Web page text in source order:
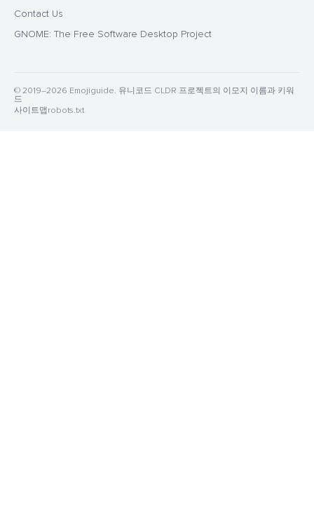
Contact Us
GNOME: The Free Software Desktop Project
© 2019–2026 Emojiguide. 유니코드 CLDR 프로젝트의 이모지 이름과 키워
드
사이트맵 robots.txt